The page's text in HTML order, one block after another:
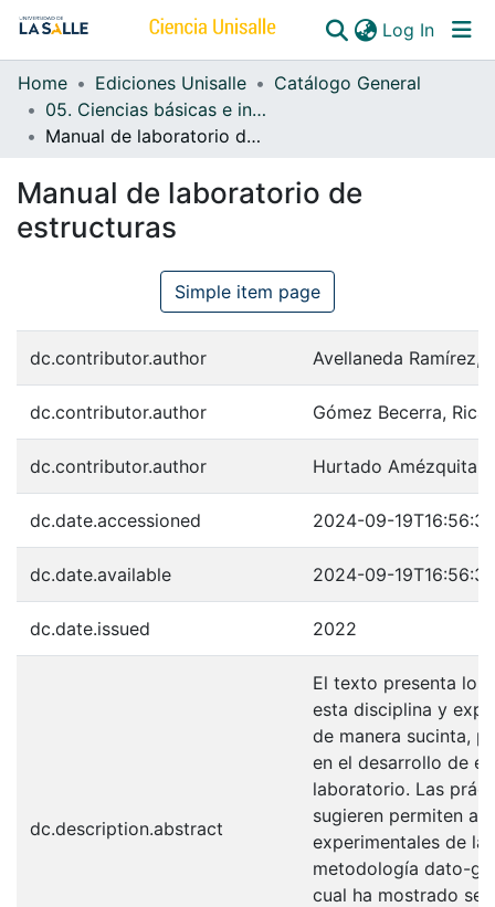
Log In
Communities & Collections
All of DSpace
Home Ediciones Unisalle
Catálogo General
05. Ciencias básicas e ingeniería
Manual de laboratorio de estructuras
Manual de laboratorio de
estructuras
Simple item page
dc.contributor.author Avellaneda Ramírez,
dc.contributor.author Gómez Becerra,
dc.contributor.author Hurtado Amézquita,
dc.date.accessioned 2024-09-
dc.date.available 2024-09-
dc.date.issued 2022
dc.description.abstract
El texto presenta
esta disciplina y
de manera sucinta,
en el desarrollo de
laboratorio. Las
sugieren permiten al
experimentales de
metodología dato-
cual ha mostrado